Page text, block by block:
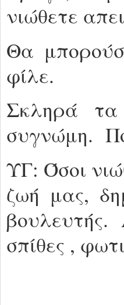
νιώθετε
Θα
φίλε.
Σκληρά τα
συγνώμη.
ΥΓ: Όσοι
ζωή μας,
σπίθες ,